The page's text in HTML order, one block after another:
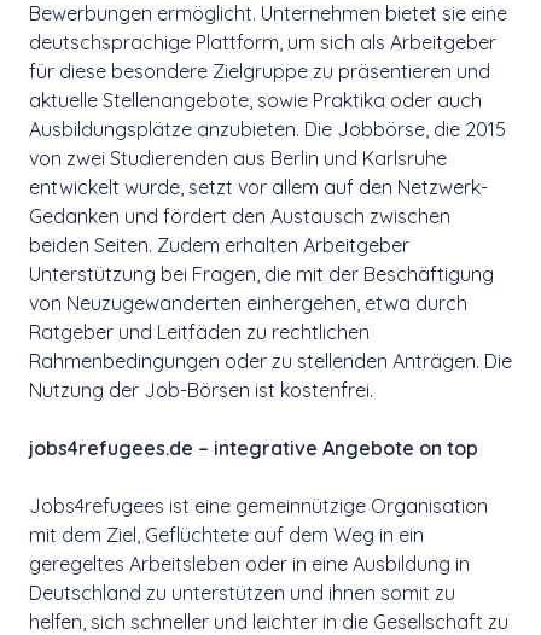
Bewerbungen ermöglicht. Unternehmen bietet sie eine
deutschsprachige Plattform, um sich als Arbeitgeber
für diese besondere Zielgruppe zu präsentieren und
aktuelle Stellenangebote, sowie Praktika oder auch
Ausbildungsplätze anzubieten. Die Jobbörse, die 2015
von zwei Studierenden aus Berlin und Karlsruhe
entwickelt wurde, setzt vor allem auf den Netzwerk-
Gedanken und fördert den Austausch zwischen
beiden Seiten. Zudem erhalten Arbeitgeber
Unterstützung bei Fragen, die mit der Beschäftigung
von Neuzugewanderten einhergehen, etwa durch
Ratgeber und Leitfäden zu rechtlichen
Rahmenbedingungen oder zu stellenden Anträgen. Die
Nutzung der Job-Börsen ist kostenfrei.
jobs4refugees.de – integrative Angebote on top
Jobs4refugees ist eine gemeinnützige Organisation
mit dem Ziel, Geflüchtete auf dem Weg in ein
geregeltes Arbeitsleben oder in eine Ausbildung in
Deutschland zu unterstützen und ihnen somit zu
helfen, sich schneller und leichter in die Gesellschaft zu